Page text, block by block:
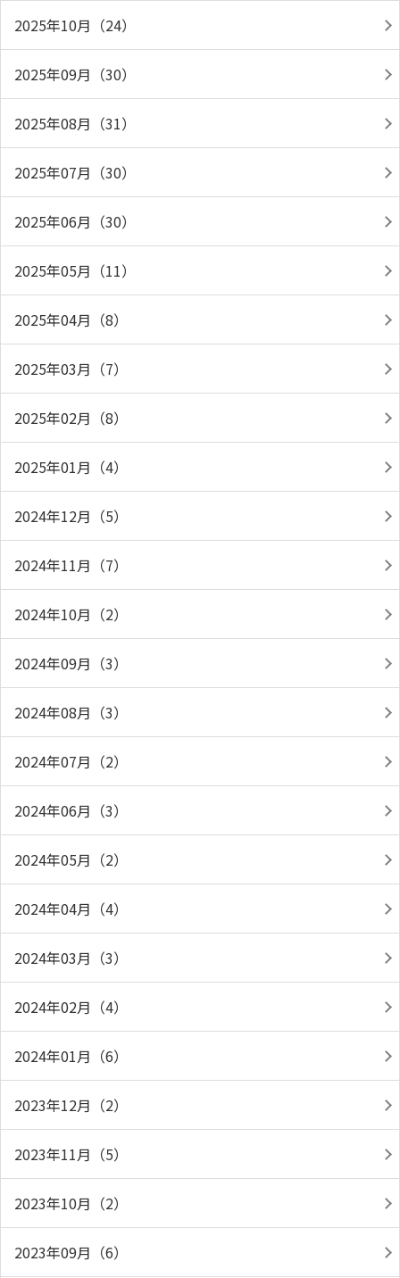
2025年10月（24）
2025年09月（30）
2025年08月（31）
2025年07月（30）
2025年06月（30）
2025年05月（11）
2025年04月（8）
2025年03月（7）
2025年02月（8）
2025年01月（4）
2024年12月（5）
2024年11月（7）
2024年10月（2）
2024年09月（3）
2024年08月（3）
2024年07月（2）
2024年06月（3）
2024年05月（2）
2024年04月（4）
2024年03月（3）
2024年02月（4）
2024年01月（6）
2023年12月（2）
2023年11月（5）
2023年10月（2）
2023年09月（6）